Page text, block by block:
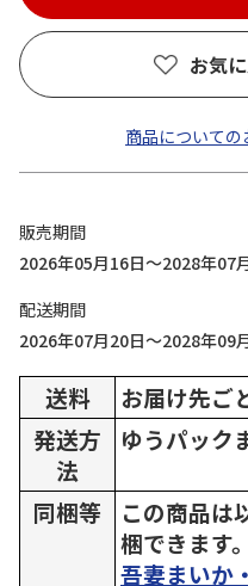
お気
商品について
販売期間
2026年05月16日～2028年07
配送期間
2026年07月20日～2028年09
送料
お届け先ご
発送方
法
ゆうパック
同梱等
この商品は
梱できます。
吾妻まいか